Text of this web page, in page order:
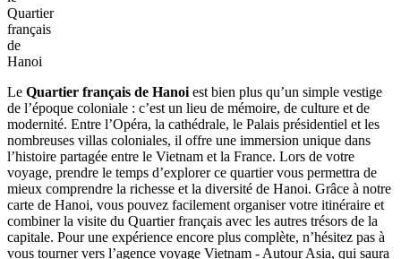
Quartier
français
de
Hanoi
Le Quartier français de Hanoi est bien plus qu’un simple vestige
de l’époque coloniale : c’est un lieu de mémoire, de culture et de
modernité. Entre l’Opéra, la cathédrale, le Palais présidentiel et les
nombreuses villas coloniales, il offre une immersion unique dans
l’histoire partagée entre le Vietnam et la France. Lors de votre
voyage, prendre le temps d’explorer ce quartier vous permettra de
mieux comprendre la richesse et la diversité de Hanoi. Grâce à notre
carte de Hanoi, vous pouvez facilement organiser votre itinéraire et
combiner la visite du Quartier français avec les autres trésors de la
capitale. Pour une expérience encore plus complète, n’hésitez pas à
vous tourner vers l’agence voyage Vietnam - Autour Asia, qui saura